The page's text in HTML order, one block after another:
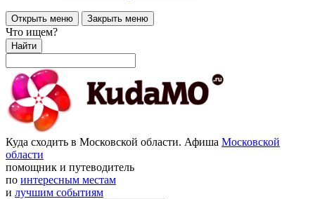
Открыть меню Закрыть меню
Что ищем?
Найти
Куда сходить в Московской области. Афиша Московской
области
помощник и путеводитель
по интересным местам
и лучшим событиям